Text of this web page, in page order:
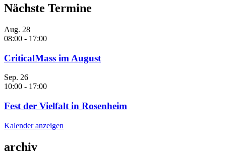
Nächste Termine
Aug. 28
08:00 - 17:00
CriticalMass im August
Sep. 26
10:00 - 17:00
Fest der Vielfalt in Rosenheim
Kalender anzeigen
archiv